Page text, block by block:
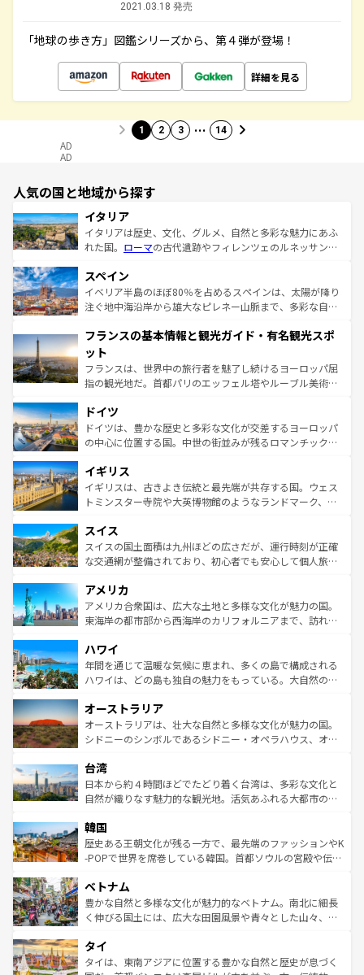
2021.03.18 発売
「地球の歩き方」図鑑シリーズから、第４弾が登場！
詳細を見る
1 2 3 … 14
AD
AD
人気の国と地域から探す
イタリア
イタリアは歴史、文化、グルメ、自然と多彩な魅力にあふ
れた国。 ローマの古代遺跡やフィレンツェのルネッサンス
ろん、トスカーナの美しい田園風景やアマルフィ海岸の絶
景など、自然景観も見逃せない。観光の合間には、本場の
ピザやパスタなど、絶品のイタリア料理を堪能することも
ませてくれるイタリアで、忘れられない旅をしてみよう！
なお、新着のイタリア情報は
しい。
スペイン
イベリア半島のほぼ80％を占めるスペインは、太陽が降り
注ぐ地中海沿岸から雄大なピレネー山脈まで、多彩な自然
文化が根付くこの国では、情熱的なフラメンコ、熱気あふ
れる闘牛、そして美味しいタパスが生活の一部となってい
る。首都マドリードの洗練された雰囲気や、バルセロナの
アートに溢れた街角から、地方では古代ローマ遺跡や中世
せる。地方によって風土や気候が異なるスペインはその個
性で訪れる人を魅了する。 なお、新着のスペイン情報は コ
ンテンツ一覧を参照してほしい。
フランスの基本情報と観光ガイド・有名観光スポ
ット
フランスは、世界中の旅行者を魅了し続けるヨーロッパ屈
指の観光地だ。首都パリのエッフェル塔やルーブル美術館
で、幅広い魅力が詰まっている。華麗な宮殿、歴史的な大
聖堂、美しいビーチ、そして豊かな自然が、訪れる者を心
から魅了する。また、フランスは美食の国としても知ら
いる。シャンパンの発祥地であるランス、プロヴァンスの
香り高いラベンダー畑など、多彩な楽しみ方が可能だ。さ
らに、パリ以外の地域にも魅力が溢れており、どの街角に
れる地方に足を運ぶとそれぞれで全く異なる文化を体験で
きるだろう。 なお、新着のフランス情報はコンテンツ一覧
を参照してほしい。
ドイツ
ドイツは、豊かな歴史と多彩な文化が交差するヨーロッパ
の中心に位置する国。中世の街並みが残るロマンチック街
顔を持つこの国は、どこを歩いても飽きることがない。ベ
ルリンの文化的活気、バイエルン州のアルプスの絶景、そ
してライン川沿いのワイン畑といった風景は必見。ビール
は、お酒好きな人にはぜひ体験してほしい。 なお、新着の
ドイツ情報はコンテンツ一覧を参照してほしい。
イギリス
イギリスは、古きよき伝統と最先端が共存する国。ウェス
トミンスター寺院や大英博物館のようなランドマーク、歴
リアごとに異なる魅力がある。また、優雅なアフタヌーン
ティー、ビール好きにはたまらない英国パブ、サッカー観
戦など、本場だからこそできる体験も豊富。イギリスを旅
ンツ一覧を参照してほしい。
スイス
スイスの国土面積は九州ほどの広さだが、運行時刻が正確
な交通網が整備されており、初心者でも安心して個人旅行
の建物がそのまま残る町や、スイスならではのユニークな
博物館もあり、アルプス観光だけでなく町歩きも満喫する
ことができる。国民の所得が高いため物価も高いが、旅行
ば市内交通費無料で観光を楽しむこともできる。 なお、新
着のスイス情報はコンテンツ一覧 を参照してほしい。
アメリカ
アメリカ合衆国は、広大な土地と多様な文化が魅力の国。
東海岸の都市部から西海岸のカリフォルニアまで、訪れる
のような巨大都市は、観光、ショッピング、エンターテイ
ンメントが詰まった刺激的なスポットだ。一方、アメリカ
西部には大自然が広がり、グランドキャニオンやイエロー
部のニューオーリンズでは、音楽と美食が融合した独特の
文化が魅力。旅行者はアメリカの各地域で異なる魅力を楽
しみながら、その多様性と豊かな歴史を感じることができ
ならではの贅沢な旅のスタイルだ。 なお、新着のアメリカ
情報はコンテンツ一覧を参照してほしい。
ハワイ
年間を通じて温暖な気候に恵まれ、多くの島で構成される
ハワイは、どの島も独自の魅力をもっている。大自然の神
ワイ島は見逃せない。また、定番の観光地といえばオアフ
島だが、静かな自然を求めるならマウイ島やカウアイ島が
おすすめ。エメラルドグリーンに輝く海をはじめ、豊かな
れるおもてなしの心で訪れる人々を迎えてくれるハワイの
人々、おいしいローカルフードやハワイアンミュージッ
ク、伝統的なフラダンスなど、すべてがハワイの魅力を彩
ワイを、存分に味わってほしい。 なお、新着のハワイ情報
はコンテンツ一覧を参照してほしい。
オーストラリア
オーストラリアは、壮大な自然と多様な文化が魅力の国。
シドニーのシンボルであるシドニー・オペラハウス、オー
リアリーフや大陸中央部にそびえるウルル（エアーズロッ
ク）、タスマニアの美しい原生林やケアンズの熱帯雨林な
ど、見どころがたくさん。また、カフェやワイン、オージ
いる。アクティビティも充実しており、サーフィンやダイ
ビング、ハイキングなど、アウトドア好きにはたまらな
い。オーストラリアの多彩な魅力を存分に味わいつくそ
参照してほしい。
台湾
日本から約４時間ほどでたどり着く台湾は、多彩な文化と
自然が織りなす魅力的な観光地。活気あふれる大都市の台
ン）、静ひつな山岳地帯である台湾東部など、都市の喧騒
と山間の静けさが共存しており、訪れる人に新しい発見と
驚きをもたらしてくれる。また、奥深い台湾の食文化も魅
容にもいいと評判のスイーツなど、バラエティ豊かな料理
が味わえる。 なお、新着の台湾情報は コンテンツ一覧を参
照してほしい。
韓国
歴史ある王朝文化が残る一方で、最先端のファッションやK
-POPで世界を席巻している韓国。首都ソウルの宮殿や伝統
き、地方に足を延ばせば四季折々の自然美を楽しむことが
できる。そして、キムチや焼肉、絶品のストリートフード
まで、さまざまな韓国料理が待っている。夜には、韓国な
リティに包まれながら、韓国の多彩な魅力を心ゆくまで味
わってみてほしい。 なお、新着の韓国情報はコンテンツ一
ベトナム
豊かな自然と多様な文化が魅力的なベトナム。南北に細長
く伸びる国土には、広大な田園風景や青々とした山々、世
急速な発展と共に伝統が息づく。ハノイの古い町並みやホ
ーチミン市のフランス統治時代の建物も、独特の雰囲気を
タイ
タイは、東南アジアに位置する豊かな自然と歴史が息づく